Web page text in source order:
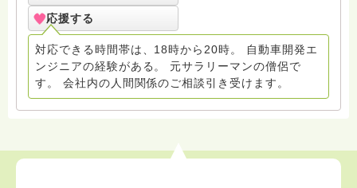
カウント■ https://x.com/koubun_osho
応援する
対応できる時間帯は、18時から20時。 自動車開発エ
ンジニアの経験がある。 元サラリーマンの僧侶で
す。 会社内の人間関係のご相談引き受けます。